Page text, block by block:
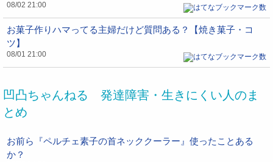
08/02 21:00
お菓子作りハマってる主婦だけど質問ある？【焼き菓子・コ
ツ】
08/01 21:00
凹凸ちゃんねる 発達障害・生きにくい人のま
とめ
お前ら『ペルチェ素子の首ネッククーラー』使ったことある
か？